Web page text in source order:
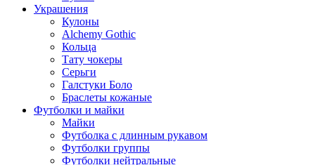
Украшения
Кулоны
Alchemy Gothic
Кольца
Тату чокеры
Серьги
Галстуки Боло
Браслеты кожаные
Футболки и майки
Майки
Футболка с длинным рукавом
Футболки группы
Футболки нейтральные